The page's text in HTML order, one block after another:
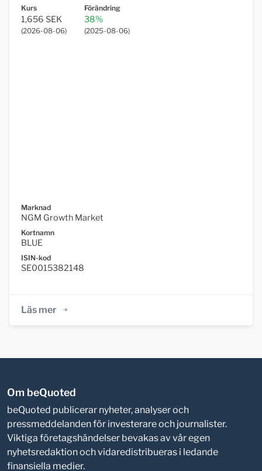
Kurs
1,656 SEK
(2026-08-06)
Förändring
38%
(2025-08-06)
Marknad
NGM Growth Market
Kortnamn
BLUE
ISIN-kod
SE0015382148
Läs mer
Om beQuoted
beQuoted publicerar nyheter, analyser och
pressmeddelanden för investerare och journalister.
Viktiga företagshändelser bevakas av vår egen
nyhetsredaktion och vidaredistribueras i ledande
finansiella medier.